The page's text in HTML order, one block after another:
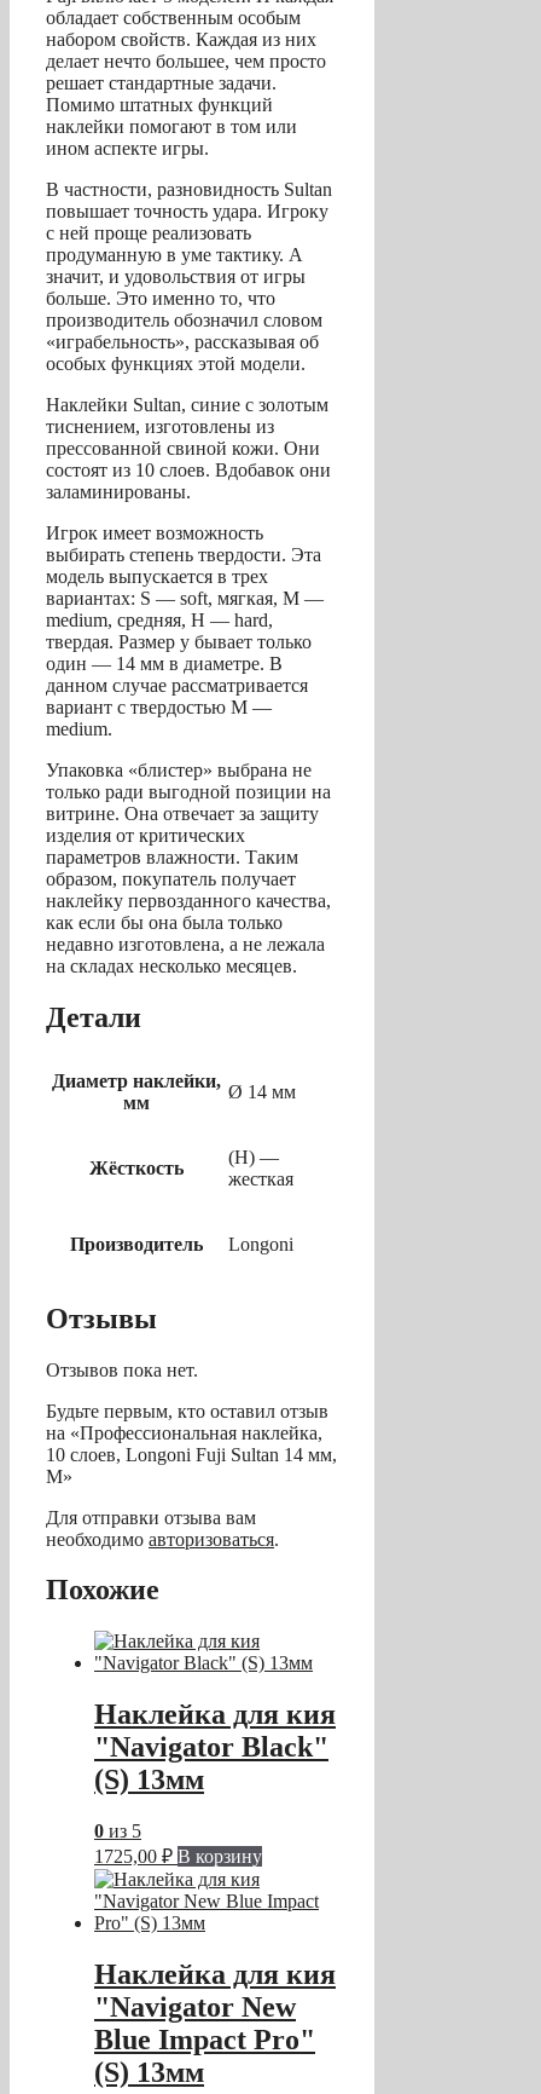
обладает собственным особым
набором свойств. Каждая из них
делает нечто большее, чем просто
решает стандартные задачи.
Помимо штатных функций
наклейки помогают в том или
ином аспекте игры.
В частности, разновидность Sultan
повышает точность удара. Игроку
с ней проще реализовать
продуманную в уме тактику. А
значит, и удовольствия от игры
больше. Это именно то, что
производитель обозначил словом
«играбельность», рассказывая об
особых функциях этой модели.
Наклейки Sultan, синие с золотым
тиснением, изготовлены из
прессованной свиной кожи. Они
состоят из 10 слоев. Вдобавок они
заламинированы.
Игрок имеет возможность
выбирать степень твердости. Эта
модель выпускается в трех
вариантах: S — soft, мягкая, M —
medium, средняя, H — hard,
твердая. Размер у бывает только
один — 14 мм в диаметре. В
данном случае рассматривается
вариант с твердостью M —
medium.
Упаковка «блистер» выбрана не
только ради выгодной позиции на
витрине. Она отвечает за защиту
изделия от критических
параметров влажности. Таким
образом, покупатель получает
наклейку первозданного качества,
как если бы она была только
недавно изготовлена, а не лежала
на складах несколько месяцев.
Детали
Диаметр наклейки,
мм
Ø 14 мм
Жёсткость
(H) —
жесткая
Производитель Longoni
Отзывы
Отзывов пока нет.
Будьте первым, кто оставил отзыв
на «Профессиональная наклейка,
10 слоев, Longoni Fuji Sultan 14 мм,
M»
Для отправки отзыва вам
необходимо авторизоваться.
Похожие
Наклейка для кия
"Navigator Black"
(S) 13мм
0 из 5
1725,00 ₽ В корзину
Наклейка для кия
"Navigator New
Blue Impact Pro"
(S) 13мм